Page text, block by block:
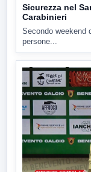
Sicurezza nel
Carabinieri
Secondo weekend
persone...